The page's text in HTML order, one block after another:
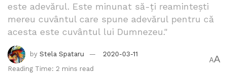
este adevărul. Este minunat să-ți reamintești
mereu cuvântul care spune adevărul pentru că
acesta este cuvântul lui Dumnezeu."
by Stela Spataru
2020-03-11
Reading Time: 2 mins read
AA